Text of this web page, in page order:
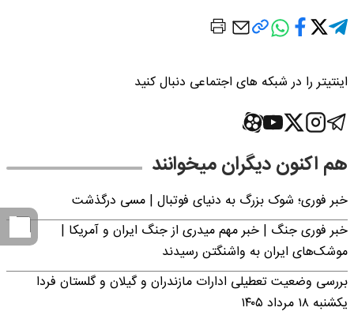
اینتیتر را در شبکه های اجتماعی دنبال کنید
هم اکنون دیگران میخوانند
خبر فوری؛‌ شوک بزرگ به دنیای فوتبال | مسی درگذشت
خبر فوری جنگ | خبر مهم میدری از جنگ ایران و آمریکا |
موشک‌های ایران به واشنگتن رسیدند
بررسی وضعیت تعطیلی ادارات مازندران و گیلان و گلستان فردا
یکشنبه ۱۸ مرداد ۱۴۰۵